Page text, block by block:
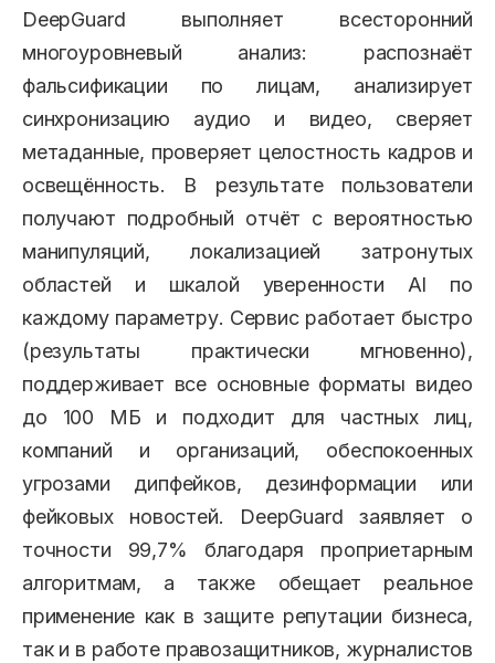
DeepGuard выполняет всесторонний
многоуровневый анализ: распознаёт
фальсификации по лицам, анализирует
синхронизацию аудио и видео, сверяет
метаданные, проверяет целостность кадров и
освещённость. В результате пользователи
получают подробный отчёт с вероятностью
манипуляций, локализацией затронутых
областей и шкалой уверенности AI по
каждому параметру. Сервис работает быстро
(результаты практически мгновенно),
поддерживает все основные форматы видео
до 100 МБ и подходит для частных лиц,
компаний и организаций, обеспокоенных
угрозами дипфейков, дезинформации или
фейковых новостей. DeepGuard заявляет о
точности 99,7% благодаря проприетарным
алгоритмам, а также обещает реальное
применение как в защите репутации бизнеса,
так и в работе правозащитников, журналистов